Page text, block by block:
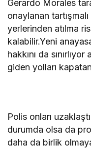
Gerardo Morales
onaylanan
yerlerinden atılma
kalabilir.Yeni
hakkını da
giden yolları
Polis onları
durumda olsa da
daha da birlik